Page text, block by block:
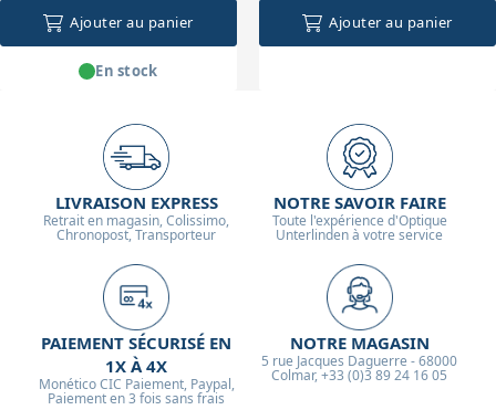
Ajouter au panier
En stock
Ajouter au panier
LIVRAISON EXPRESS
Retrait en magasin, Colissimo,
Chronopost, Transporteur
NOTRE SAVOIR FAIRE
Toute l'expérience d'Optique
Unterlinden à votre service
PAIEMENT SÉCURISÉ EN
1X À 4X
Monético CIC Paiement, Paypal,
Paiement en 3 fois sans frais
NOTRE MAGASIN
5 rue Jacques Daguerre - 68000
Colmar, +33 (0)3 89 24 16 05